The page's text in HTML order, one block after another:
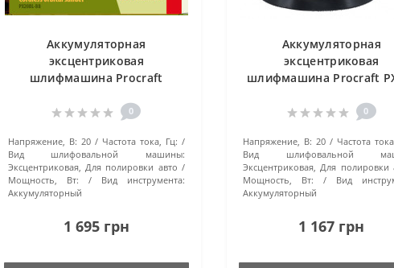
Аккумуляторная
эксцентриковая
шлифмашина Procraft
0
Напряжение, В: 20
Частота тока, Гц:
Вид шлифовальной машины:
Эксцентриковая, Для полировки авто
Мощность, Вт:
Вид инструмента:
Аккумуляторный
1 695 грн
Аккумуляторная
эксцентриковая
шлифмашина Procraft
0
Напряжение, В: 20
Частота
Вид шлифовальной
Эксцентриковая, Для полировки
Мощность, Вт:
Вид
Аккумуляторный
1 167 грн